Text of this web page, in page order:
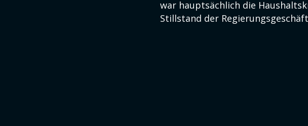
war hauptsächlich die
Stillstand der